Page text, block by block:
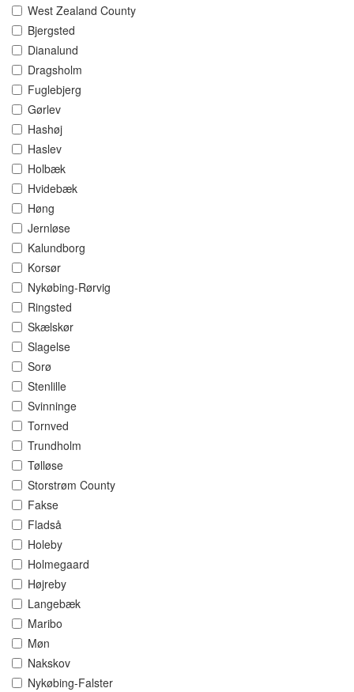
West Zealand County
Bjergsted
Dianalund
Dragsholm
Fuglebjerg
Gørlev
Hashøj
Haslev
Holbæk
Hvidebæk
Høng
Jernløse
Kalundborg
Korsør
Nykøbing-Rørvig
Ringsted
Skælskør
Slagelse
Sorø
Stenlille
Svinninge
Tornved
Trundholm
Tølløse
Storstrøm County
Fakse
Fladså
Holeby
Holmegaard
Højreby
Langebæk
Maribo
Møn
Nakskov
Nykøbing-Falster